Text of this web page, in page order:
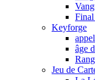
Final
Keyforge
âge
Jeu de